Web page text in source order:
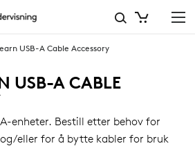
USB-A Cable Accessory
USB-A CABLE
enheter. Bestill etter behov for
eller for å bytte kabler for bruk